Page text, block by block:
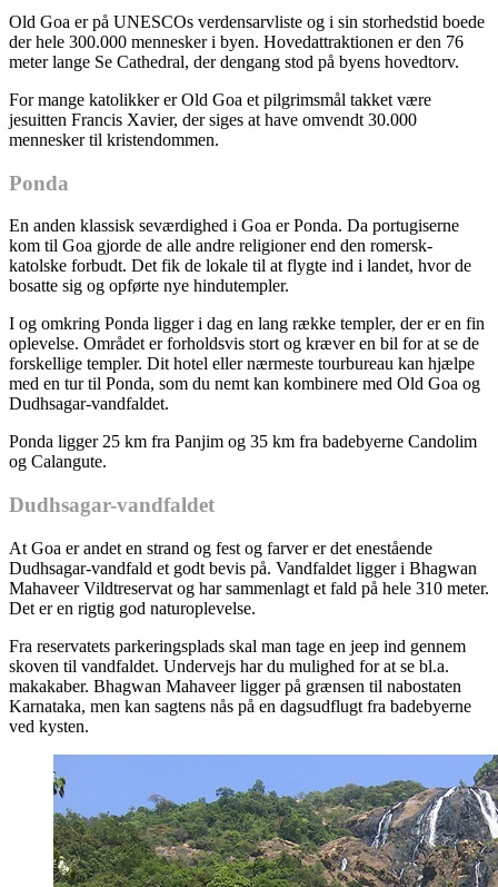
Old Goa er på UNESCOs verdensarvliste og i sin storhedstid boede
der hele 300.000 mennesker i byen. Hovedattraktionen er den 76
meter lange Se Cathedral, der dengang stod på byens hovedtorv.
For mange katolikker er Old Goa et pilgrimsmål takket være
jesuitten Francis Xavier, der siges at have omvendt 30.000
mennesker til kristendommen.
Ponda
En anden klassisk seværdighed i Goa er Ponda. Da portugiserne
kom til Goa gjorde de alle andre religioner end den romersk-
katolske forbudt. Det fik de lokale til at flygte ind i landet, hvor de
bosatte sig og opførte nye hindutempler.
I og omkring Ponda ligger i dag en lang række templer, der er en fin
oplevelse. Området er forholdsvis stort og kræver en bil for at se de
forskellige templer. Dit hotel eller nærmeste tourbureau kan hjælpe
med en tur til Ponda, som du nemt kan kombinere med Old Goa og
Dudhsagar-vandfaldet.
Ponda ligger 25 km fra Panjim og 35 km fra badebyerne Candolim
og Calangute.
Dudhsagar-vandfaldet
At Goa er andet en strand og fest og farver er det enestående
Dudhsagar-vandfald et godt bevis på. Vandfaldet ligger i Bhagwan
Mahaveer Vildtreservat og har sammenlagt et fald på hele 310 meter.
Det er en rigtig god naturoplevelse.
Fra reservatets parkeringsplads skal man tage en jeep ind gennem
skoven til vandfaldet. Undervejs har du mulighed for at se bl.a.
makakaber. Bhagwan Mahaveer ligger på grænsen til nabostaten
Karnataka, men kan sagtens nås på en dagsudflugt fra badebyerne
ved kysten.